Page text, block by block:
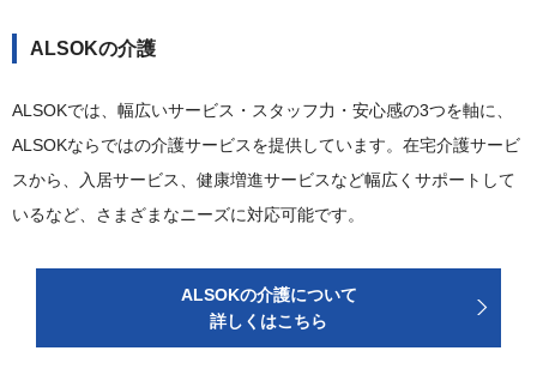
ALSOKの介護
ALSOKでは、幅広いサービス・スタッフ力・安心感の3つを軸に、
ALSOKならではの介護サービスを提供しています。在宅介護サービ
スから、入居サービス、健康増進サービスなど幅広くサポートして
いるなど、さまざまなニーズに対応可能です。
ALSOKの介護について
詳しくはこちら